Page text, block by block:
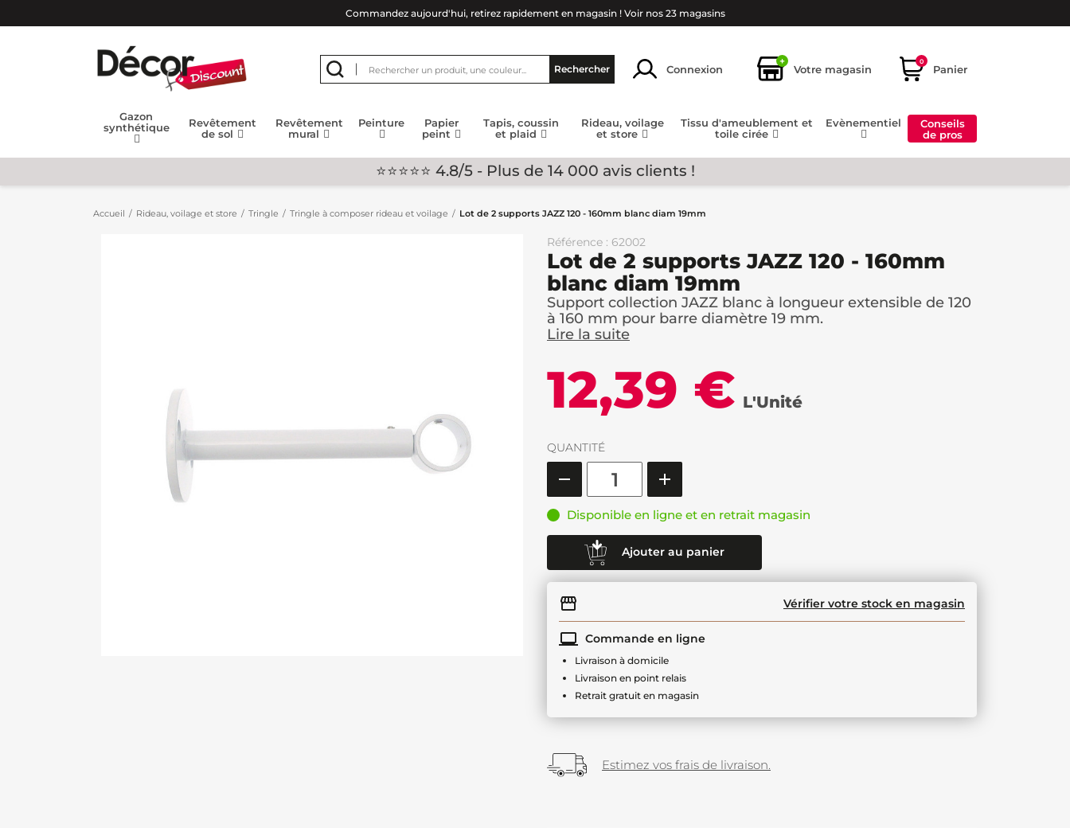
Commandez aujourd'hui, retirez rapidement en magasin ! Voir nos 23 magasins
Rechercher Connexion
+
Votre magasin
0
Panier
Gazon
synthétique
Revêtement
de sol
Revêtement
mural
Peinture
Papier
peint
Tapis, coussin
et plaid
Rideau, voilage
et store
Tissu d'ameublement et
toile cirée
Evènementiel
Conseils
de pros
⭐⭐⭐⭐⭐ 4.8/5 - Plus de 14 000 avis clients !
Accueil Rideau, voilage et store Tringle Tringle à composer rideau et voilage Lot de 2 supports JAZZ 120 - 160mm blanc diam 19mm
Référence : 62002
Lot de 2 supports JAZZ 120 - 160mm
blanc diam 19mm
Support collection JAZZ blanc à longueur extensible de 120
à 160 mm pour barre diamètre 19 mm.
Lire la suite
12,39 € L'Unité
QUANTITÉ
Disponible en ligne et en retrait magasin
Ajouter au panier
Vérifier votre stock en magasin
Commande en ligne
Livraison à domicile
Livraison en point relais
Retrait gratuit en magasin
Estimez vos frais de livraison.